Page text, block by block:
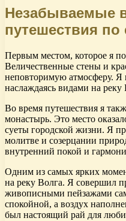
Незабываемые
путешествия по
Первым местом, которое я
Величественные стены и
неповторимую атмосферу. Я
наслаждаясь видами на
Во время путешествия я
монастырь. Это место
суеты городской жизни. Я
молитве и созерцании
внутренний покой и
Одним из самых ярких
на реку Волга. Я совершил
живописными пейзажами
спокойной, а воздух
был настоящий рай для